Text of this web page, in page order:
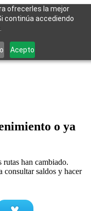
ofrecerles la mejor
continúa accediendo
Acepto
o ya
han cambiado.
consultar saldos y hacer